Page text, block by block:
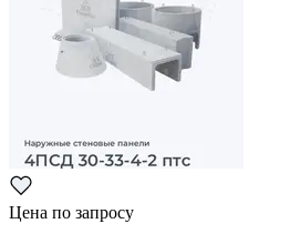
Цена по запросу